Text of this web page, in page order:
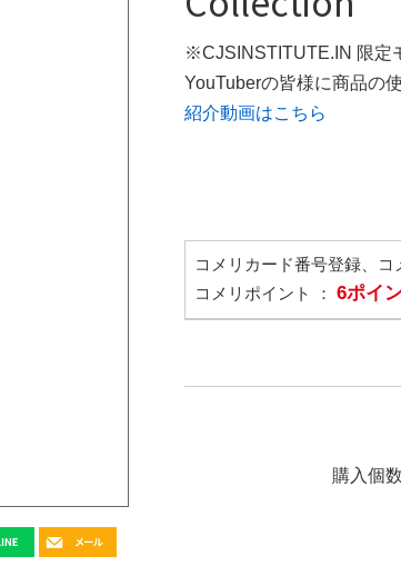
※CJSINSTITUTE.IN 限定
YouTuberの皆様に商品の
紹介動画はこちら
コメリカード番号登録、
コメリポイント ： 6ポイ
購入個数